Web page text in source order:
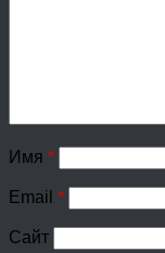
Имя *
Email *
Сайт